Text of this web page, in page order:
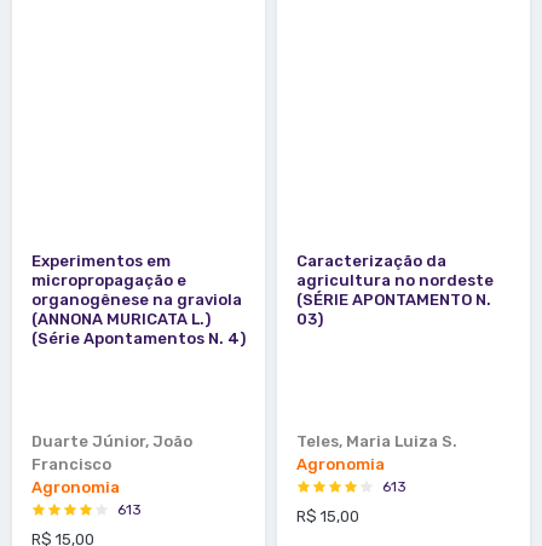
Experimentos em
micropropagação e
organogênese na graviola
(ANNONA MURICATA L.)
(Série Apontamentos N. 4)
Duarte Júnior, João
Francisco
Agronomia
613
R$ 15,00
Caracterização da
agricultura no nordeste
(SÉRIE APONTAMENTO N.
03)
Teles, Maria Luiza S.
Agronomia
613
R$ 15,00